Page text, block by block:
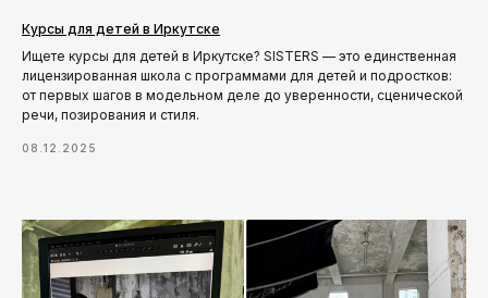
Курсы для детей в Иркутске
Ищете курсы для детей в Иркутске? SISTERS — это единственная
лицензированная школа с программами для детей и подростков:
от первых шагов в модельном деле до уверенности, сценической
речи, позирования и стиля.
08.12.2025